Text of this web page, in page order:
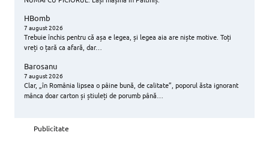
HBomb
7 august 2026
Trebuie închis pentru că așa e legea, și legea aia are niște motive. Toți
vreți o țară ca afară, dar…
Barosanu
7 august 2026
Clar, „în România lipsea o pâine bună, de calitate”, poporul ăsta ignorant
mânca doar carton și știuleți de porumb până…
Publicitate